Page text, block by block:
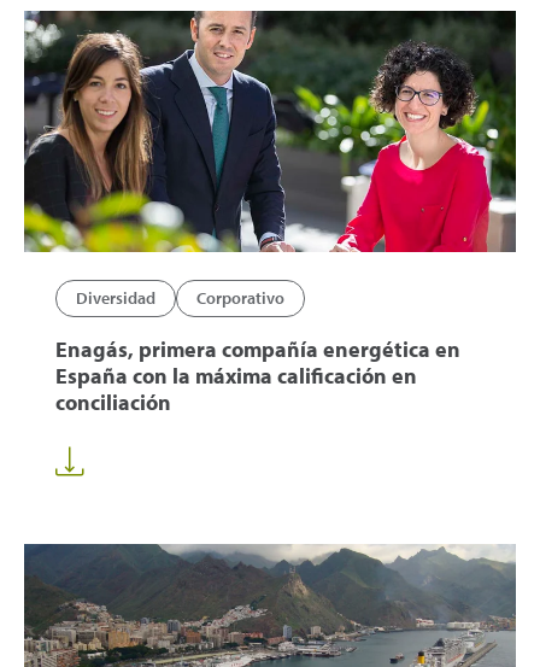
Diversidad Corporativo
Enagás, primera compañía energética en
España con la máxima calificación en
conciliación